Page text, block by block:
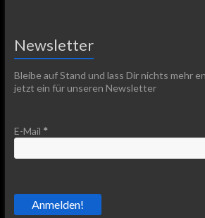
Newsletter
Bleibe auf Stand und lass Dir nichts mehr
jetzt ein für unseren Newsletter
E-Mail *